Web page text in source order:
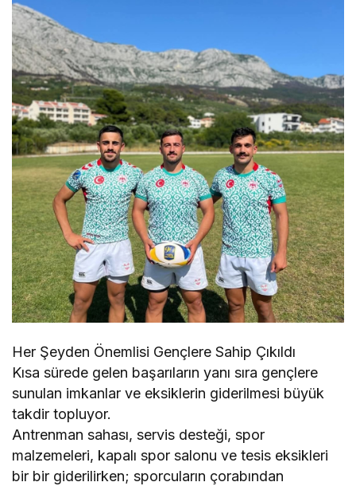
Her Şeyden Önemlisi Gençlere Sahip Çıkıldı
Kısa sürede gelen başarıların yanı sıra gençlere
sunulan imkanlar ve eksiklerin giderilmesi büyük
takdir topluyor.
Antrenman sahası, servis desteği, spor
malzemeleri, kapalı spor salonu ve tesis eksikleri
bir bir giderilirken; sporcuların çorabından